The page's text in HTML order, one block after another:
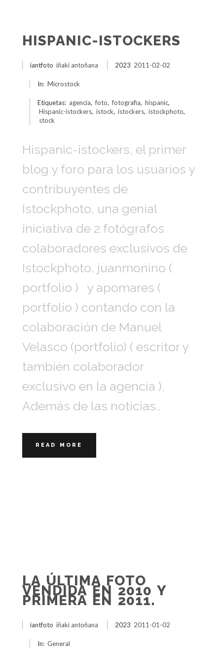
HISPANIC-ISTOCKERS
iantfoto iñaki antoñana 2023 2011-02-02
In: Microstock
Etiquetas: agencia, foto, fotografia, hispanic,
Hispanic-istockers, istock, istockers, istockphoto,
stock
Hispanic-istockers, el primer
blog y foro para los usuarios y
contribuyentes de
Istockphoto, una genial
iniciativa de 2 fotógrafos
colaboradores exclusivos de
Istockphoto, juanmonino (
portfolio ) y apomares (
portfolio ) contando con la
colaboración de Manuel
Velasco (portfolio) ( escritor y
también colaborador
exclusivo en la agencia ).
Además de las noticias..
READ MORE
LA ÚLTIMA FOTO
VENDIDA EN 2010 Y
PRIMERA EN 2011.
iantfoto iñaki antoñana 2023 2011-01-02
In: General